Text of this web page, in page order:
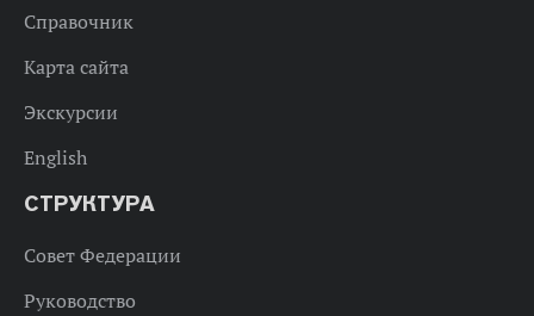
Справочник
Карта сайта
Экскурсии
English
СТРУКТУРА
Совет Федерации
Руководство